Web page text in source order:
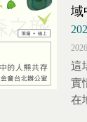
域
這
實
在